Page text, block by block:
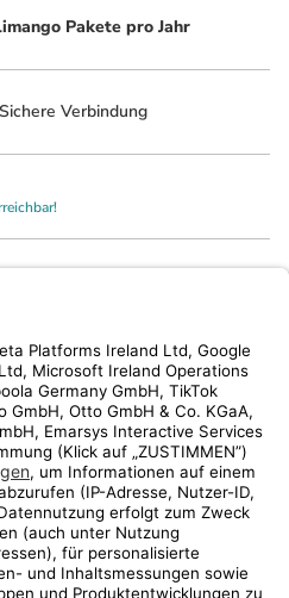
Pakete pro Jahr
Sichere Verbindung